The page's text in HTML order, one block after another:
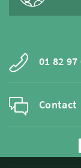
01 82 97
Contact